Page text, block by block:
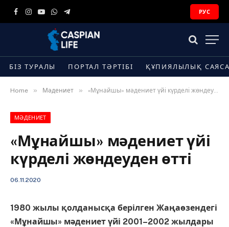
Facebook
Instagram
YouTube
WhatsApp
Telegram
РУС
БІЗ ТУРАЛЫ ПОРТАЛ ТӘРТІБІ ҚҰПИЯЛЫЛЫҚ
Home » Мәдениет » «Мұнайшы» мәдениет үйі күрделі жөндеуден өтті
МӘДЕНИЕТ
«Мұнайшы» мәдениет үйі
күрделі жөндеуден өтті
06.11.2020
1980 жылы қолданысқа берілген Жаңаөзендегі
«Мұнайшы» мәдениет үйі 2001–2002 жылдары